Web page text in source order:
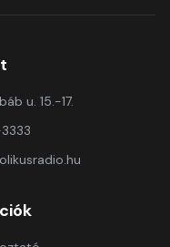
u. 15.-17.